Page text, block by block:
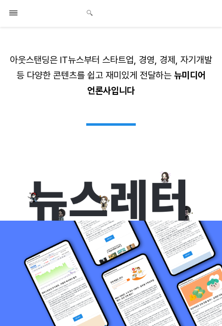
아웃스탠딩은 IT뉴스부터 스타트업, 경영, 경제, 자기개발
등 다양한 콘텐츠를 쉽고 재미있게 전달하는 뉴미디어
언론사입니다